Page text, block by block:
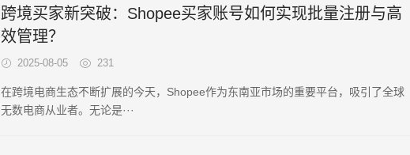
跨境买家新突破：Shopee买家账号如何实现批量注册与高
效管理？
2025-08-05 231
在跨境电商生态不断扩展的今天，Shopee作为东南亚市场的重要平台，吸引了全球
无数电商从业者。无论是···